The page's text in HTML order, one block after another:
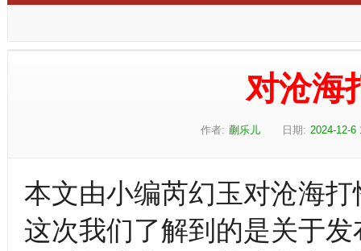
对沧海
作者: 蒯乐儿 日期: 2024-12-6
本文由小编芮幻玉对沧海
这次我们了解到的是关于